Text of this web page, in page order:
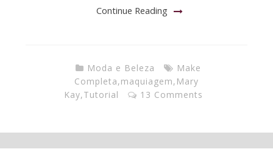
Continue Reading
Moda e Beleza
Make
Completa,maquiagem, Mary
Kay,Tutorial 13 Comments